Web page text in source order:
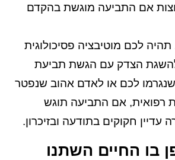
אם התביעה מוגשת בהקדם
תהיה לכם מוטיבציה פסיכולוגית
הצדק עם הגשת תביעת
שנגרמו לכם או לאדם אהוב שנפטר
רפואית, אם התביעה תוגש
עדיין חקוקים בתודעה ובזיכרון.
בו החיים השתנו